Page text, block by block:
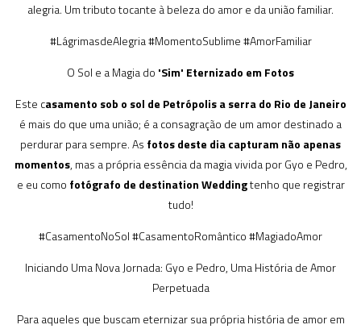
alegria. Um tributo tocante à beleza do amor e da união familiar.
#LágrimasdeAlegria #MomentoSublime #AmorFamiliar
O Sol e a Magia do 'Sim' Eternizado em Fotos
Este casamento sob o sol de Petrópolis a serra do Rio de Janeiro
é mais do que uma união; é a consagração de um amor destinado a
perdurar para sempre. As fotos deste dia capturam não apenas
momentos, mas a própria essência da magia vivida por Gyo e Pedro,
e eu como fotógrafo de destination Weddingtenho que registrar
tudo!
#CasamentoNoSol #CasamentoRomântico #MagiadoAmor
Iniciando Uma Nova Jornada: Gyo e Pedro, Uma História de Amor
Perpetuada
Para aqueles que buscam eternizar sua própria história de amor em